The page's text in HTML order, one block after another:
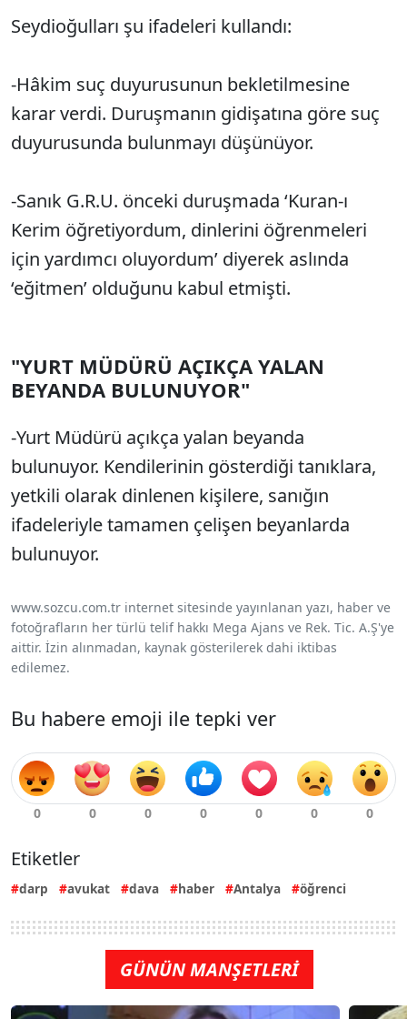
Seydioğulları şu ifadeleri kullandı:
-Hâkim suç duyurusunun bekletilmesine
karar verdi. Duruşmanın gidişatına göre suç
duyurusunda bulunmayı düşünüyor.
-Sanık G.R.U. önceki duruşmada ‘Kuran-ı
Kerim öğretiyordum, dinlerini öğrenmeleri
için yardımcı oluyordum’ diyerek aslında
‘eğitmen’ olduğunu kabul etmişti.
"YURT MÜDÜRÜ AÇIKÇA YALAN
BEYANDA BULUNUYOR"
-Yurt Müdürü açıkça yalan beyanda
bulunuyor. Kendilerinin gösterdiği tanıklara,
yetkili olarak dinlenen kişilere, sanığın
ifadeleriyle tamamen çelişen beyanlarda
bulunuyor.
www.sozcu.com.tr internet sitesinde yayınlanan yazı, haber ve
fotoğrafların her türlü telif hakkı Mega Ajans ve Rek. Tic. A.Ş'ye
aittir. İzin alınmadan, kaynak gösterilerek dahi iktibas
edilemez.
Bu habere emoji ile tepki ver
Etiketler
darp avukat dava haber Antalya öğrenci
GÜNÜN MANŞETLERİ